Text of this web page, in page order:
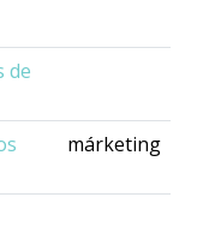
de
márketing